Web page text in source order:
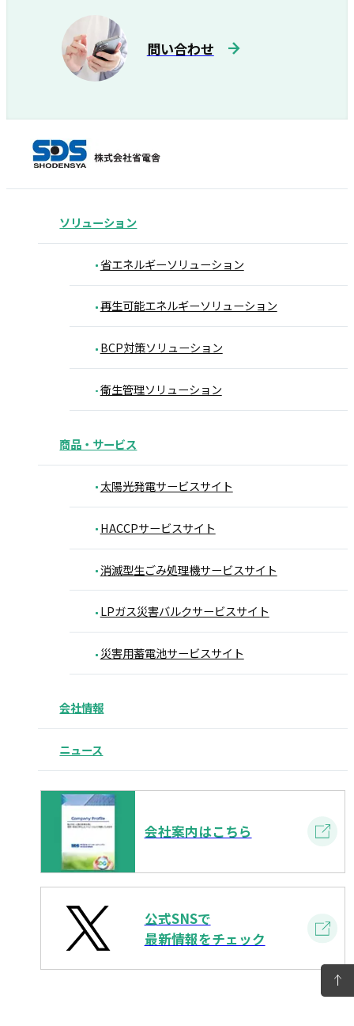
問い合わせ
ソリューション
省エネルギーソリューション
再生可能エネルギーソリューション
BCP対策ソリューション
衛生管理ソリューション
商品・サービス
太陽光発電サービスサイト
HACCPサービスサイト
消滅型生ごみ処理機サービスサイト
LPガス災害バルクサービスサイト
災害用蓄電池サービスサイト
会社情報
ニュース
会社案内はこちら
公式SNSで
最新情報をチェック